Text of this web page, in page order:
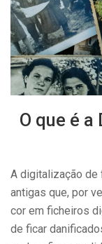
O que é
A digitalização
antigas que, por
cor em ficheiros
de ficar